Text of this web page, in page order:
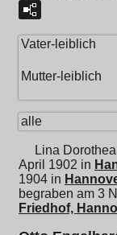
Vater-leiblich
Mutter-leiblich
alle
Lina
April 1902 in
1904 in
begraben am 3
Friedhof,